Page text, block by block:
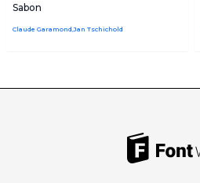
Sabon
Claude Garamond,Jan Tschichold